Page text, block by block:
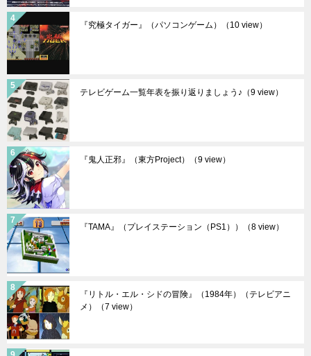
『究極タイガー』（パソコンゲーム） （10 view）
テレビゲーム一覧年表を振り返りましょう♪ （9 view）
『鬼人正邪』（東方Project） （9 view）
『TAMA』（プレイステーション（PS1）） （8 view）
『リトル・エル・シドの冒険』（1984年）（テレビアニ
メ）
（7 view）